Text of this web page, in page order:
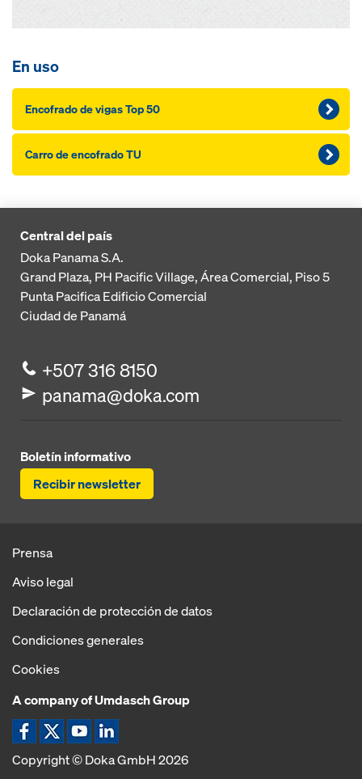
En uso
Encofrado de vigas Top 50
Carro de encofrado TU
Central del país
Doka Panama S.A.
Grand Plaza, PH Pacific Village, Área Comercial, Piso 5
Punta PacificaEdificio Comercial
Ciudad de Panamá
+507 316 8150
panama@doka.com
Boletín informativo
Recibir newsletter
Prensa
Aviso legal
Declaración de protección de datos
Condiciones generales
Cookies
A company of Umdasch Group
Copyright © Doka GmbH 2026